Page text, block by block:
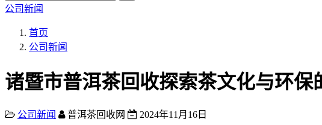
公司新闻
首页
公司新闻
诸暨市普洱茶回收探索茶文化与环保
公司新闻 普洱茶回收网 2024年11月16日